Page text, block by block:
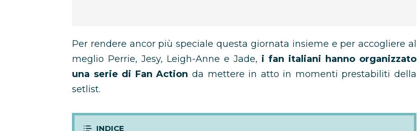
Per rendere ancor più speciale questa giornata insieme e per accogliere al
meglio Perrie, Jesy, Leigh-Anne e Jade, i fan italiani hanno organizzato
una serie di Fan Action da mettere in atto in momenti prestabiliti della
setlist.